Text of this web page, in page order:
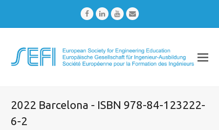
FacebookLinkedInYoutubeEmail
2022 Barcelona - ISBN 978-84-123222-
6-2